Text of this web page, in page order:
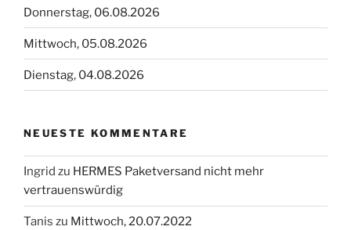
Donnerstag, 06.08.2026
Mittwoch, 05.08.2026
Dienstag, 04.08.2026
NEUESTE KOMMENTARE
Ingrid zu HERMES Paketversand nicht mehr
vertrauenswürdig
Tanis zu Mittwoch, 20.07.2022